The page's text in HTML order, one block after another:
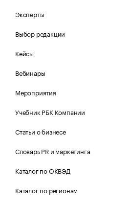
Эксперты
Выбор редакции
Кейсы
Вебинары
Мероприятия
Учебник РБК Компании
Статьи о бизнесе
Словарь PR и маркетинга
Каталог по ОКВЭД
Каталог по регионам